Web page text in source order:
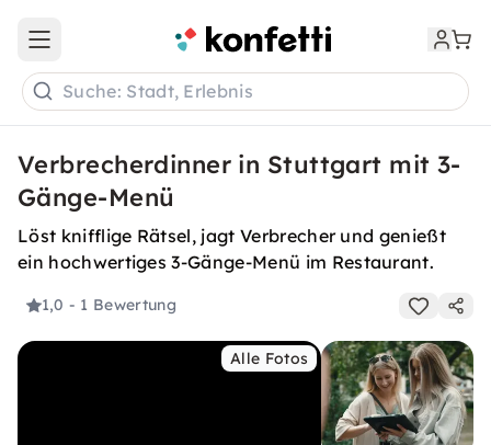
Open main menu
Suche: Stadt, Erlebnis
Verbrecherdinner in Stuttgart mit 3-
Gänge-Menü
Löst knifflige Rätsel, jagt Verbrecher und genießt
ein hochwertiges 3-Gänge-Menü im Restaurant.
1,0 - 1 Bewertung
Alle Fotos